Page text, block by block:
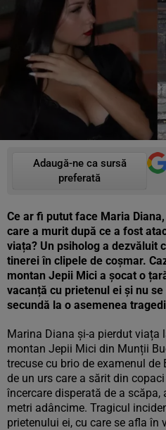
Adaugă-ne ca sursă
preferată
Ce ar fi putut face Maria
care a murit după ce a fost
viața? Un psiholog a dezvăluit
tinerei în clipele de coșmar.
montan Jepii Mici a șocat o
vacanță cu prietenul ei și nu
secundă la o asemenea
Marina Diana și-a pierdut viața
montan Jepii Mici din Munții
trecuse cu brio de examenul
de un urs care a sărit din
încercare disperată de a
metri adâncime. Tragicul
prietenului ei, cu care se afla în